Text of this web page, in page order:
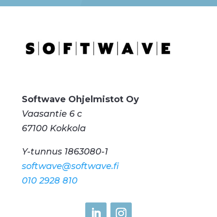
Softwave Ohjelmistot Oy
Vaasantie 6 c
67100 Kokkola
Y-tunnus 1863080-1
softwave@softwave.fi
010 2928 810